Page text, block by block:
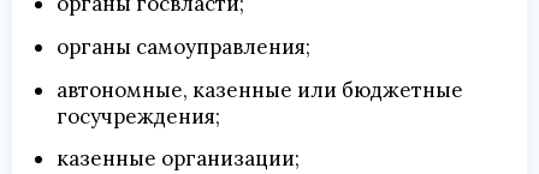
органы самоуправления;
автономные, казенные или бюджетные
госучреждения;
казенные организации;